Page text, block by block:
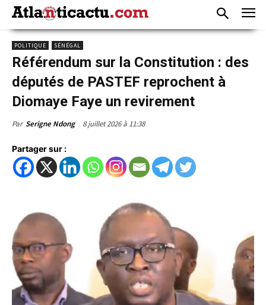
POLITIQUE SÉNÉGAL
Référendum sur la Constitution : des
députés de PASTEF reprochent à
Diomaye Faye un revirement
Par Serigne Ndong 8 juillet 2026 à 11:38
Partager sur :